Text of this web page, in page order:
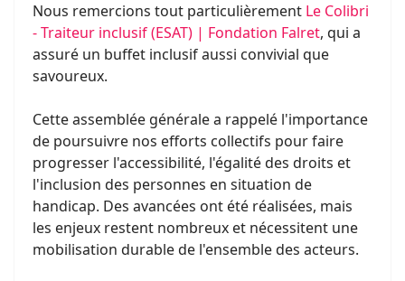
Nous remercions tout particulièrement Le Colibri
- Traiteur inclusif (ESAT) | Fondation Falret, qui a
assuré un buffet inclusif aussi convivial que
savoureux.
Cette assemblée générale a rappelé l'importance
de poursuivre nos efforts collectifs pour faire
progresser l'accessibilité, l'égalité des droits et
l'inclusion des personnes en situation de
handicap. Des avancées ont été réalisées, mais
les enjeux restent nombreux et nécessitent une
mobilisation durable de l'ensemble des acteurs.